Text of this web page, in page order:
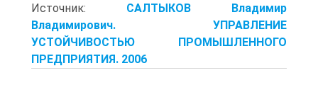
Источник: САЛТЫКОВ Владимир
Владимирович. УПРАВЛЕНИЕ
УСТОЙЧИВОСТЬЮ ПРОМЫШЛЕННОГО
ПРЕДПРИЯТИЯ. 2006